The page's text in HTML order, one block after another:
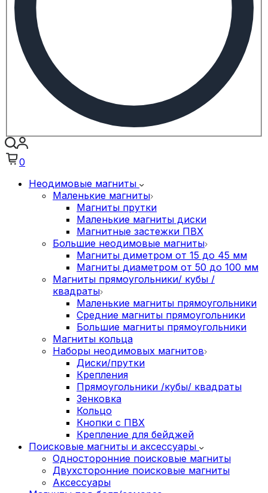
0
Неодимовые магниты
Маленькие магниты
Магниты прутки
Маленькие магниты диски
Магнитные застежки ПВХ
Большие неодимовые магниты
Магниты диметром от 15 до 45 мм
Магниты диаметром от 50 до 100 мм
Магниты прямоугольники/ кубы /
квадраты
Маленькие магниты прямоугольники
Средние магниты прямоугольники
Большие магниты прямоугольники
Магниты кольца
Наборы неодимовых магнитов
Диски/прутки
Крепления
Прямоугольники /кубы/ квадраты
Зенковка
Кольцо
Кнопки с ПВХ
Крепление для бейджей
Поисковые магниты и аксессуары
Односторонние поисковые магниты
Двухсторонние поисковые магниты
Аксессуары